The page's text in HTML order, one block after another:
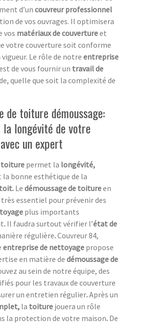
d’un couvreur professionnel
de vos ouvrages. Il optimisera
vos matériaux de couvertureet
votre couverture soit conforme
Le rôle de notre entreprise
de vous fournir un travail de
quelle que soit la complexité de
de toiture démoussage:
longévité de votre
un expert
toiture permet la longévité,
la bonne esthétique de la
Le démoussage de toitureen
essentiel pour prévenir des
plus importants
. Il faudra surtout vérifier l’état de
régulière.Couvreur 84,
entreprise de nettoyage propose
en matière de démoussage de
au sein de notre équipe, des
pour les travaux de couverture
un entretien régulier.Après un
la toiture jouera un rôle
la protection de votre maison. De